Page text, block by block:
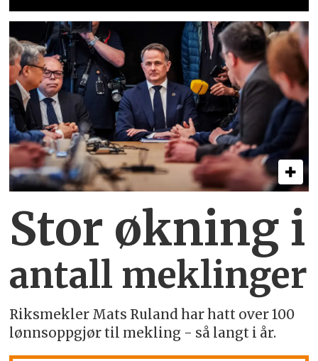
Stor økning i
antall meklinger
Riksmekler Mats Ruland har hatt over 100
lønnsoppgjør til mekling - så langt i år.